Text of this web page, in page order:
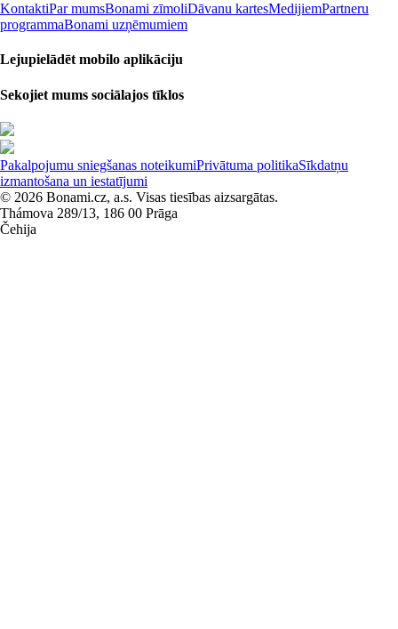
KontaktiPar mumsBonami zīmoliDāvanu kartesMedijiemPartneru
programmaBonami uzņēmumiem
Lejupielādēt mobilo aplikāciju
Sekojiet mums sociālajos tīklos
Pakalpojumu sniegšanas noteikumiPrivātuma politikaSīkdatņu
izmantošana un iestatījumi
© 2026 Bonami.cz, a.s. Visas tiesības aizsargātas.
Thámova 289/13, 186 00 Prāga
Čehija